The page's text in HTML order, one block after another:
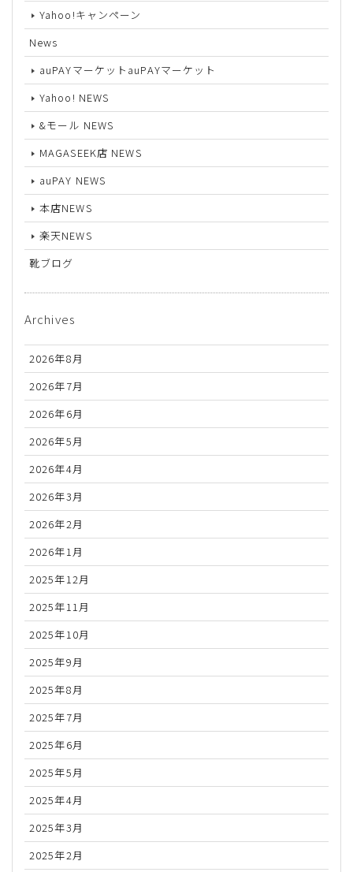
Yahoo!キャンペーン
News
auPAYマーケットauPAYマーケット
Yahoo! NEWS
&モール NEWS
MAGASEEK店 NEWS
auPAY NEWS
本店NEWS
楽天NEWS
靴ブログ
Archives
2026年8月
2026年7月
2026年6月
2026年5月
2026年4月
2026年3月
2026年2月
2026年1月
2025年12月
2025年11月
2025年10月
2025年9月
2025年8月
2025年7月
2025年6月
2025年5月
2025年4月
2025年3月
2025年2月